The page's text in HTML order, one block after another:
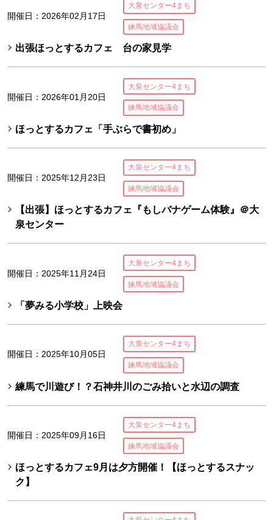
開催日：2026年02月17日
大泉センター4まち
練馬地域協議会
出張ほっとするカフェ 台の家見学
開催日：2026年01月20日
大泉センター4まち
練馬地域協議会
ほっとするカフェ「手ぶらで書初め」
開催日：2025年12月23日
大泉センター4まち
練馬地域協議会
【出張】ほっとするカフェ『もしバナゲーム体験』＠大
泉センター
開催日：2025年11月24日
大泉センター4まち
練馬地域協議会
「夢みる小学校」上映会
開催日：2025年10月05日
大泉センター4まち
練馬地域協議会
練馬で川遊び！？石神井川のごみ拾いと水辺の調査
開催日：2025年09月16日
大泉センター4まち
練馬地域協議会
ほっとするカフェ9月は夕方開催！【ほっとするスナッ
ク】